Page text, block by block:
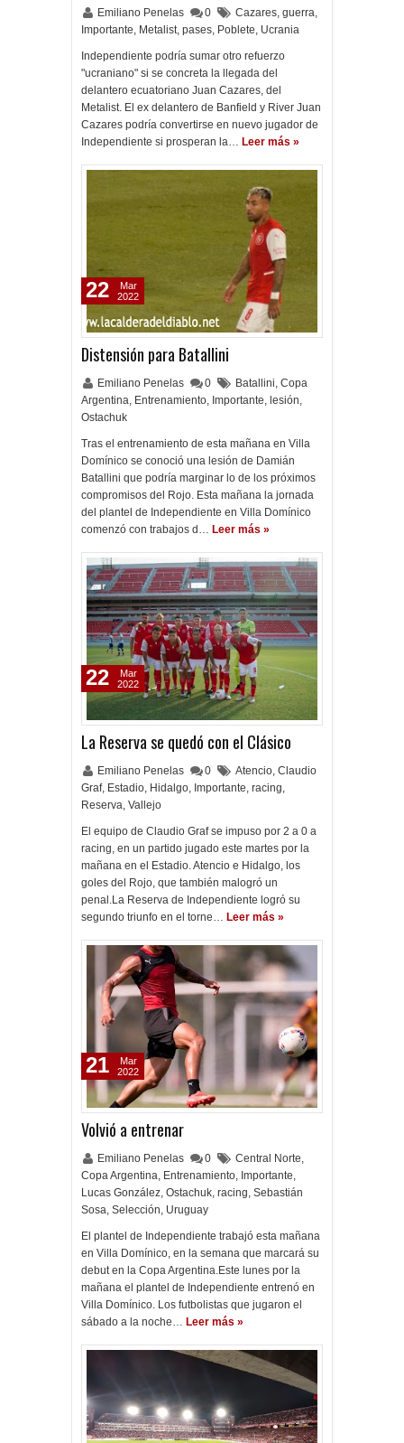
Emiliano Penelas 0 Cazares, guerra,
Importante, Metalist, pases, Poblete, Ucrania
Independiente podría sumar otro refuerzo
"ucraniano" si se concreta la llegada del
delantero ecuatoriano Juan Cazares, del
Metalist. El ex delantero de Banfield y River Juan
Cazares podría convertirse en nuevo jugador de
Independiente si prosperan la… Leer más »
Distensión para Batallini
Emiliano Penelas 0 Batallini, Copa
Argentina, Entrenamiento, Importante, lesión,
Ostachuk
Tras el entrenamiento de esta mañana en Villa
Domínico se conoció una lesión de Damián
Batallini que podría marginar lo de los próximos
compromisos del Rojo. Esta mañana la jornada
del plantel de Independiente en Villa Domínico
comenzó con trabajos d… Leer más »
22
Mar
2022
La Reserva se quedó con el Clásico
Emiliano Penelas 0 Atencio, Claudio
Graf, Estadio, Hidalgo, Importante, racing,
Reserva, Vallejo
El equipo de Claudio Graf se impuso por 2 a 0 a
racing, en un partido jugado este martes por la
mañana en el Estadio. Atencio e Hidalgo, los
goles del Rojo, que también malogró un
penal.La Reserva de Independiente logró su
segundo triunfo en el torne… Leer más »
22
Mar
2022
Volvió a entrenar
Emiliano Penelas 0 Central Norte,
Copa Argentina, Entrenamiento, Importante,
Lucas González, Ostachuk, racing, Sebastián
Sosa, Selección, Uruguay
El plantel de Independiente trabajó esta mañana
en Villa Domínico, en la semana que marcará su
debut en la Copa Argentina.Este lunes por la
mañana el plantel de Independiente entrenó en
Villa Domínico. Los futbolistas que jugaron el
sábado a la noche… Leer más »
21
Mar
2022